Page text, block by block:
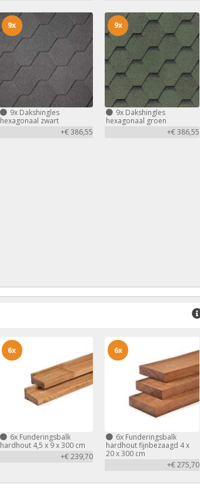
9xDakshingles
hexagonaal zwart
+€ 386,55
9x
9x Dakshingles
hexagonaal groen
+€ 386,55
9x
6xFunderingsbalk
hardhout 4,5 x 9 x 300 cm
+€ 239,70
6x
6x Funderingsbalk
hardhout fijnbezaagd 4 x
20 x 300 cm
+€ 275,70
6x